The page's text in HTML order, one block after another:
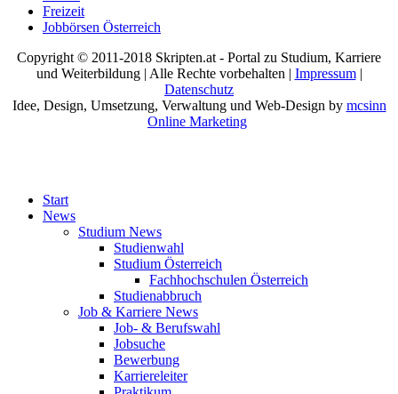
Freizeit
Jobbörsen Österreich
Copyright © 2011-2018 Skripten.at - Portal zu Studium, Karriere
und Weiterbildung | Alle Rechte vorbehalten | Impressum|
Datenschutz
Idee, Design, Umsetzung, Verwaltung und Web-Design by mcsinn
Online Marketing
Start
News
Studium News
Studienwahl
Studium Österreich
Fachhochschulen Österreich
Studienabbruch
Job & Karriere News
Job- & Berufswahl
Jobsuche
Bewerbung
Karriereleiter